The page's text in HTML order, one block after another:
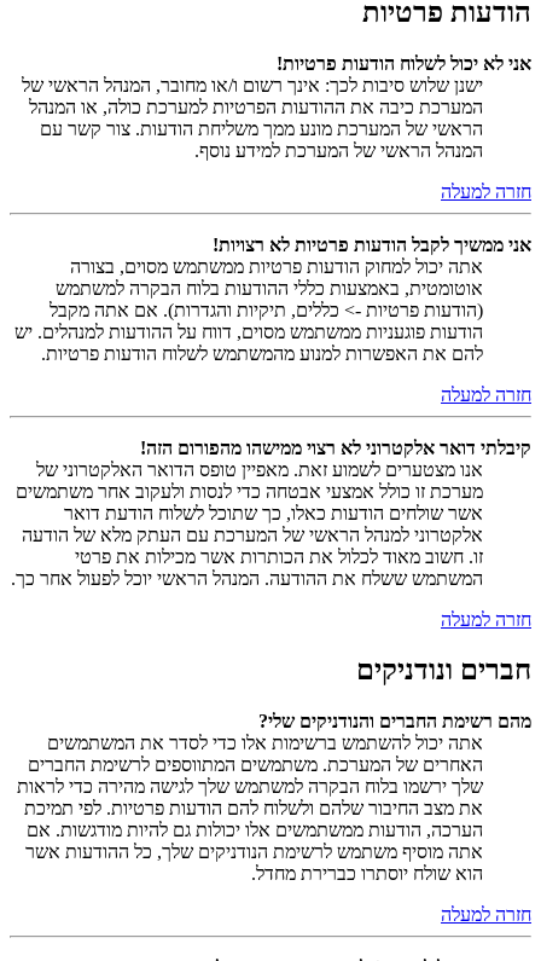
הודעות פרטיות
אני לא יכול לשלוח הודעות פרטיות!
ישנן שלוש סיבות לכך: אינך רשום ו/או מחובר, המנהל הראשי של
המערכת כיבה את ההודעות הפרטיות למערכת כולה, או המנהל
הראשי של המערכת מונע ממך משליחת הודעות. צור קשר עם
המנהל הראשי של המערכת למידע נוסף.
חזרה למעלה
אני ממשיך לקבל הודעות פרטיות לא רצויות!
אתה יכול למחוק הודעות פרטיות ממשתמש מסוים, בצורה
אוטומטית, באמצעות כללי ההודעות בלוח הבקרה למשתמש
(הודעות פרטיות -> כללים, תיקיות והגדרות). אם אתה מקבל
הודעות פוגעניות ממשתמש מסוים, דווח על ההודעות למנהלים. יש
להם את האפשרות למנוע מהמשתמש לשלוח הודעות פרטיות.
חזרה למעלה
קיבלתי דואר אלקטרוני לא רצוי ממישהו מהפורום הזה!
אנו מצטערים לשמוע זאת. מאפיין טופס הדואר האלקטרוני של
מערכת זו כולל אמצעי אבטחה כדי לנסות ולעקוב אחר משתמשים
אשר שולחים הודעות כאלו, כך שתוכל לשלוח הודעת דואר
אלקטרוני למנהל הראשי של המערכת עם העתק מלא של הודעה
זו. חשוב מאוד לכלול את הכותרות אשר מכילות את פרטי
המשתמש ששלח את ההודעה. המנהל הראשי יוכל לפעול אחר כך.
חזרה למעלה
חברים ונודניקים
מהם רשימת החברים והנודניקים שלי?
אתה יכול להשתמש ברשימות אלו כדי לסדר את המשתמשים
האחרים של המערכת. משתמשים המתווספים לרשימת החברים
שלך ירשמו בלוח הבקרה למשתמש שלך לגישה מהירה כדי לראות
את מצב החיבור שלהם ולשלוח להם הודעות פרטיות. לפי תמיכת
הערכה, הודעות ממשתמשים אלו יכולות גם להיות מודגשות. אם
אתה מוסיף משתמש לרשימת הנודניקים שלך, כל ההודעות אשר
הוא שולח יוסתרו כברירת מחדל.
חזרה למעלה